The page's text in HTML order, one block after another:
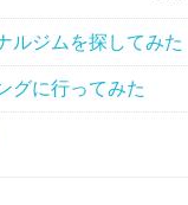
ルジムを探してみた
グに行ってみた